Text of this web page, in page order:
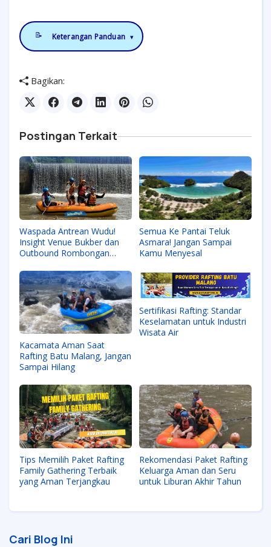
📝 Keterangan Panduan ▾
Bagikan:
Postingan Terkait
Waspada Antrean Wudu!
Insight Venue Bukber dan
Outbound Rombongan
Semua Ke Pantai Teluk
Asmara! Jangan Sampai
Kamu Menyesal
Kacamata Aman Saat
Rafting Batu Malang, Jangan
Sampai Hilang
Sertifikasi Rafting: Standar
Keselamatan untuk Industri
Wisata Air
Tips Memilih Paket Rafting
Family Gathering Terbaik
yang Aman Terjangkau
Rekomendasi Paket Rafting
Keluarga Aman dan Seru
untuk Liburan Akhir Tahun
Cari Blog Ini